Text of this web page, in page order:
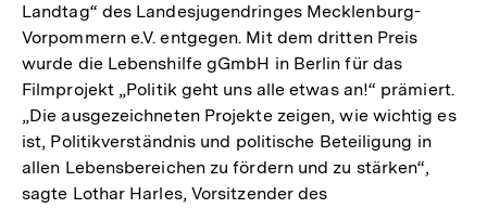
Landtag“ des Landesjugendringes Mecklenburg-
Vorpommern e.V. entgegen. Mit dem dritten Preis
wurde die Lebenshilfe gGmbH in Berlin für das
Filmprojekt „Politik geht uns alle etwas an!“ prämiert.
„Die ausgezeichneten Projekte zeigen, wie wichtig es
ist, Politikverständnis und politische Beteiligung in
allen Lebensbereichen zu fördern und zu stärken“,
sagte Lothar Harles, Vorsitzender des